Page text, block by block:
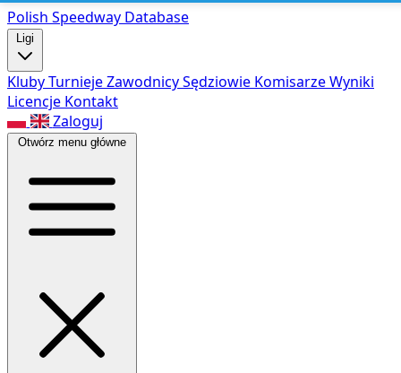
Polish Speedway Database
Ligi
KlubyTurniejeZawodnicySędziowie KomisarzeWyniki
Licencje Kontakt
Zaloguj
Otwórz menu główne